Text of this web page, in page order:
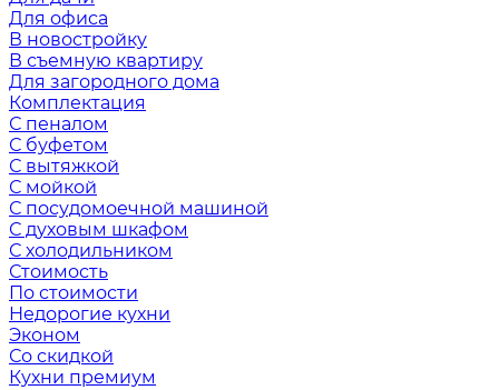
Для офиса
В новостройку
В съемную квартиру
Для загородного дома
Комплектация
С пеналом
С буфетом
С вытяжкой
С мойкой
С посудомоечной машиной
С духовым шкафом
С холодильником
Стоимость
По стоимости
Недорогие кухни
Эконом
Со скидкой
Кухни премиум